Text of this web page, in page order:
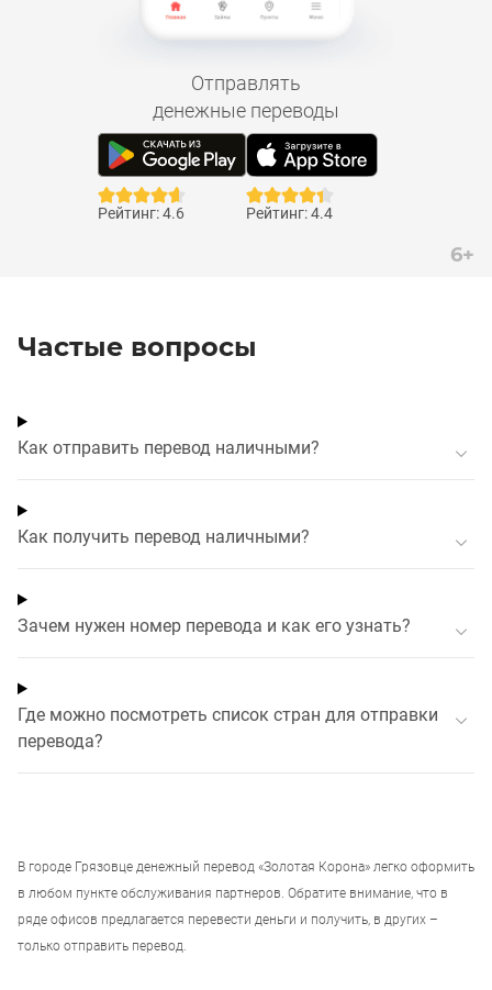
Отправлять
денежные переводы
Рейтинг: 4.6 Рейтинг: 4.4
6+
Частые вопросы
Как отправить перевод наличными?
Как получить перевод наличными?
Зачем нужен номер перевода и как его узнать?
Где можно посмотреть список стран для отправки
перевода?
В городе Грязовце денежный перевод «Золотая Корона» легко оформить
в любом пункте обслуживания партнеров. Обратите внимание, что в
ряде офисов предлагается перевести деньги и получить, в других –
только отправить перевод.